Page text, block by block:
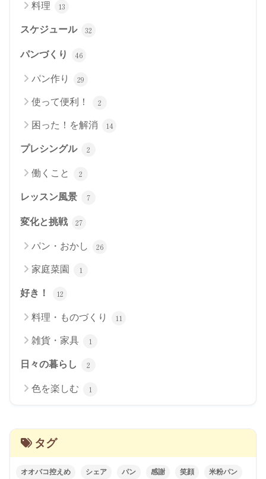
料理 13
スケジュール 32
パンづくり 46
パン作り 29
使って便利！ 2
困った！を解消 14
プレシングル 2
働くこと 2
レッスン風景 7
変化と挑戦 27
パン・おかし 26
家庭菜園 1
好き！ 12
料理・ものづくり 11
雑貨・家具 1
日々の暮らし 2
色を楽しむ 1
タグ
オオバコ控えめ シェア パン 感謝 笑顔 米粉パン